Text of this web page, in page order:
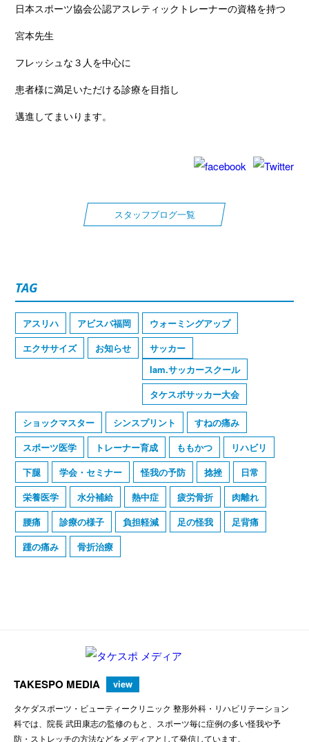
日本スポーツ協会公認アスレティックトレーナーの資格を持つ
宮本先生
フレッシュな３人を中心に
患者様に満足いただける診療を目指し
邁進してまいります。
スタッフブログ一覧
TAG
アスリハ アビスパ福岡
ウォーミングアップ
エクササイズ
お知らせ
サッカー
Iam.サッカースクール
タケスポサッカー大会
ショックマスター シンスプリント
すねの痛み
スポーツ医学
トレーナー育成 ももかつ
リハビリ
下腿
学会・セミナー 怪我の予防 捻挫
日常
栄養医学
水分補給 熱中症 疲労骨折
肉離れ
腰痛
診療の様子 負担軽減 足の怪我
足背痛
踵の痛み
骨折治療
TAKESPO MEDIA view
タケダスポーツ・ビューティークリニック 整形外科・リハビリテーション
科では、院長 武田康志の監修のもと、スポーツ毎に症例の多い怪我や予
防・ストレッチの方法などをメディアとして発信しています。